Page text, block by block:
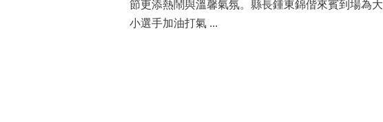
節更添熱鬧與溫馨氣氛。縣長鍾東錦偕來賓到場為大